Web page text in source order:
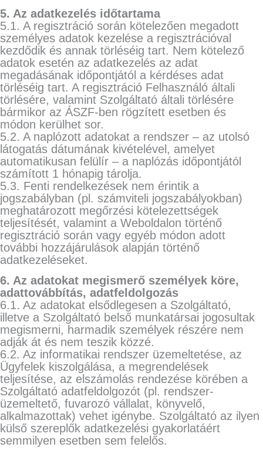
5. Az adatkezelés időtartama
5.1. A regisztráció során kötelezően megadott
személyes adatok kezelése a regisztrációval
kezdődik és annak törléséig tart. Nem kötelező
adatok esetén az adatkezelés az adat
megadásának időpontjától a kérdéses adat
törléséig tart. A regisztráció Felhasználó általi
törlésére, valamint Szolgáltató általi törlésére
bármikor az ÁSZF-ben rögzített esetben és
módon kerülhet sor.
5.2. A naplózott adatokat a rendszer – az utolsó
látogatás dátumának kivételével, amelyet
automatikusan felülír – a naplózás időpontjától
számított 1 hónapig tárolja.
5.3. Fenti rendelkezések nem érintik a
jogszabályban (pl. számviteli jogszabályokban)
meghatározott megőrzési kötelezettségek
teljesítését, valamint a Weboldalon történő
regisztráció során vagy egyéb módon adott
további hozzájárulások alapján történő
adatkezeléseket.
6. Az adatokat megismerő személyek köre,
adattovábbítás, adatfeldolgozás
6.1. Az adatokat elsődlegesen a Szolgáltató,
illetve a Szolgáltató belső munkatársai jogosultak
megismerni, harmadik személyek részére nem
adják át és nem teszik közzé.
6.2. Az informatikai rendszer üzemeltetése, az
Ügyfelek kiszolgálása, a megrendelések
teljesítése, az elszámolás rendezése körében a
Szolgáltató adatfeldolgozót (pl. rendszer-
üzemeltető, fuvarozó vállalat, könyvelő,
alkalmazottak) vehet igénybe. Szolgáltató az ilyen
külső szereplők adatkezelési gyakorlatáért
semmilyen esetben sem felelős.